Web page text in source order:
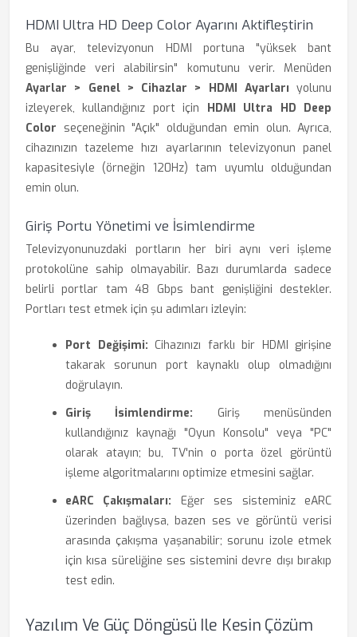
HDMI Ultra HD Deep Color Ayarını Aktifleştirin
Bu ayar, televizyonun HDMI portuna "yüksek bant
genişliğinde veri alabilirsin" komutunu verir. Menüden
Ayarlar > Genel > Cihazlar > HDMI Ayarları yolunu
izleyerek, kullandığınız port için HDMI Ultra HD Deep
Color seçeneğinin "Açık" olduğundan emin olun. Ayrıca,
cihazınızın tazeleme hızı ayarlarının televizyonun panel
kapasitesiyle (örneğin 120Hz) tam uyumlu olduğundan
emin olun.
Giriş Portu Yönetimi ve İsimlendirme
Televizyonunuzdaki portların her biri aynı veri işleme
protokolüne sahip olmayabilir. Bazı durumlarda sadece
belirli portlar tam 48 Gbps bant genişliğini destekler.
Portları test etmek için şu adımları izleyin:
Port Değişimi: Cihazınızı farklı bir HDMI girişine
takarak sorunun port kaynaklı olup olmadığını
doğrulayın.
Giriş İsimlendirme: Giriş menüsünden
kullandığınız kaynağı "Oyun Konsolu" veya "PC"
olarak atayın; bu, TV'nin o porta özel görüntü
işleme algoritmalarını optimize etmesini sağlar.
eARC Çakışmaları: Eğer ses sisteminiz eARC
üzerinden bağlıysa, bazen ses ve görüntü verisi
arasında çakışma yaşanabilir; sorunu izole etmek
için kısa süreliğine ses sistemini devre dışı bırakıp
test edin.
Yazılım Ve Güç Döngüsü Ile Kesin Çözüm